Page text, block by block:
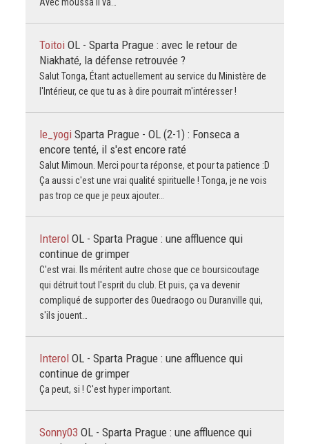
Toitoi OL - Sparta Prague : avec le retour de
Niakhaté, la défense retrouvée ?
Salut Tonga, Étant actuellement au service du Ministère de
l'Intérieur, ce que tu as à dire pourrait m'intéresser !
le_yogi Sparta Prague - OL (2-1) : Fonseca a
encore tenté, il s'est encore raté
Salut Mimoun. Merci pour ta réponse, et pour ta patience :D
Ça aussi c'est une vrai qualité spirituelle ! Tonga, je ne vois
pas trop ce que je peux ajouter…
Interol OL - Sparta Prague : une affluence qui
continue de grimper
C'est vrai. Ils méritent autre chose que ce boursicoutage
qui détruit tout l'esprit du club. Et puis, ça va devenir
compliqué de supporter des Ouedraogo ou Duranville qui,
s'ils jouent…
Interol OL - Sparta Prague : une affluence qui
continue de grimper
Ça peut, si ! C'est hyper important.
Sonny03 OL - Sparta Prague : une affluence qui